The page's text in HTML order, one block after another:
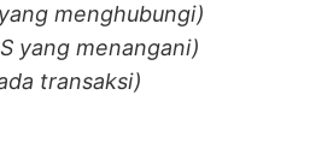
menghubungi)
yang menangani)
transaksi)